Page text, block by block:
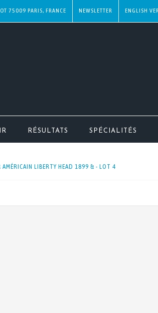
75009 PARIS, FRANCE NEWSLETTER
RÉSULTATS SPÉCIALITÉS
LIBERTY HEAD 1899 & - LOT 4